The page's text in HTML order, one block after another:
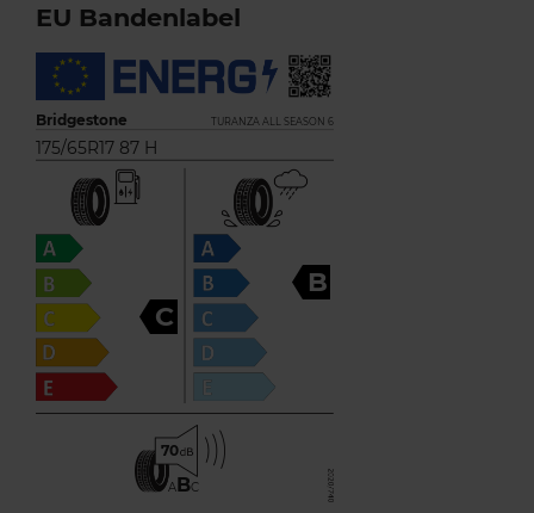
EU Bandenlabel
Bridgestone TURANZA ALL SEASON 6
175/65R17 87 H
C
B
70
ABC